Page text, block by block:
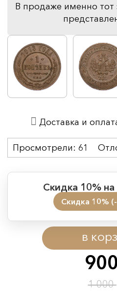
В продаже именно тот
900
1 000
в
Скидка 10%
Скидка 10%
Период действия
Начало:
Окончание:
Время до окончания:
Просмотрели: 61
Доставка и